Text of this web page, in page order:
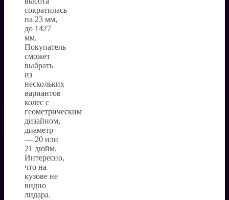
сократилась
на 23 мм,
до 1427
мм.
Покупатель
сможет
выбрать
из
нескольких
вариантов
колес с
геометрическим
дизайном,
диаметр
— 20 или
21 дюйм.
Интересно,
что на
кузове не
видно
лидара.